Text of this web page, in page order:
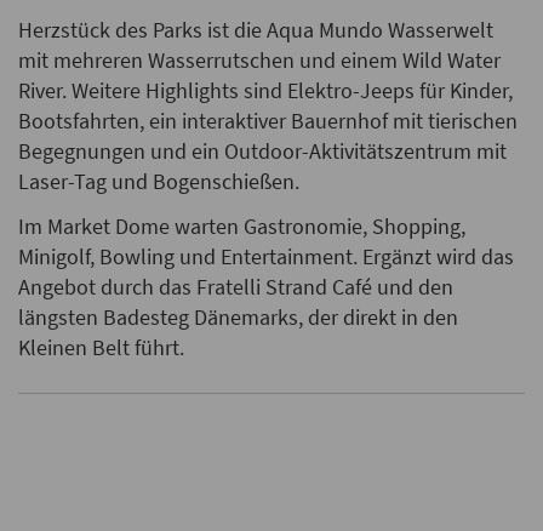
Herzstück des Parks ist die Aqua Mundo Wasserwelt
mit mehreren Wasserrutschen und einem Wild Water
River. Weitere Highlights sind Elektro-Jeeps für Kinder,
Bootsfahrten, ein interaktiver Bauernhof mit tierischen
Begegnungen und ein Outdoor-Aktivitätszentrum mit
Laser-Tag und Bogenschießen.
Im Market Dome warten Gastronomie, Shopping,
Minigolf, Bowling und Entertainment. Ergänzt wird das
Angebot durch das Fratelli Strand Café und den
längsten Badesteg Dänemarks, der direkt in den
Kleinen Belt führt.